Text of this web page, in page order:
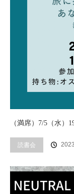
（満席）7/5（水
読書会